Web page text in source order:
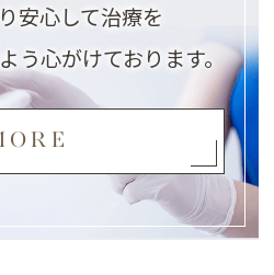
安心して治療を
う心がけております。